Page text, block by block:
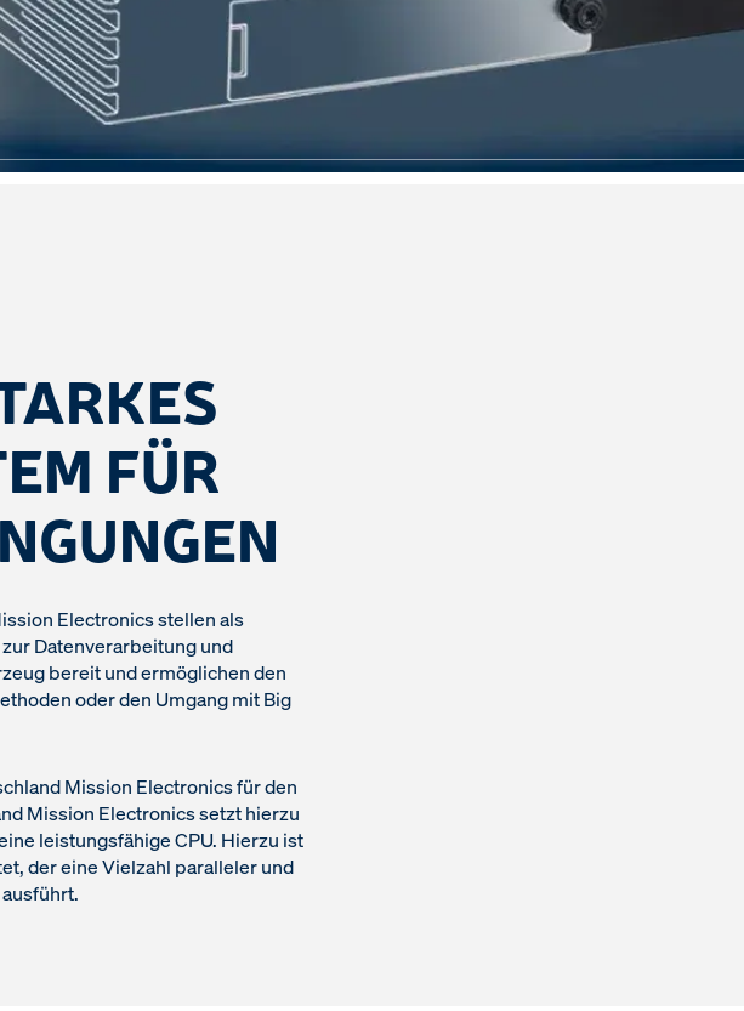
FÜR
Electronics stellen als
Datenverarbeitung und
bereit und ermöglichen den
oder den Umgang mit Big
Mission Electronics für den
Mission Electronics setzt hierzu
leistungsfähige CPU. Hierzu ist
der eine Vielzahl paralleler und